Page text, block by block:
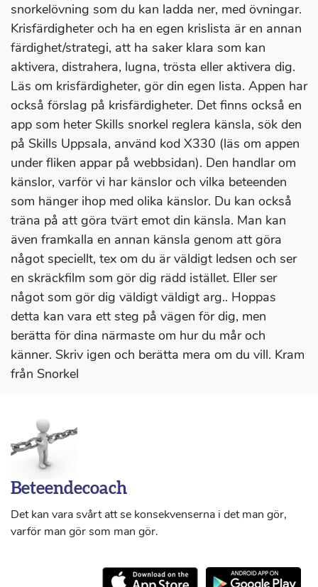
snorkelövning som du kan ladda ner, med övningar.
Krisfärdigheter och ha en egen krislista är en annan
färdighet/strategi, att ha saker klara som kan
aktivera, distrahera, lugna, trösta eller aktivera dig.
Läs om krisfärdigheter, gör din egen lista. Appen har
också förslag på krisfärdigheter. Det finns också en
app som heter Skills snorkel reglera känsla, sök den
på Skills Uppsala, använd kod X330 (läs om appen
under fliken appar på webbsidan). Den handlar om
känslor, varför vi har känslor och vilka beteenden
som hänger ihop med olika känslor. Du kan också
träna på att göra tvärt emot din känsla. Man kan
även framkalla en annan känsla genom att göra
något speciellt, tex om du är väldigt ledsen och ser
en skräckfilm som gör dig rädd istället. Eller ser
något som gör dig väldigt väldigt arg.. Hoppas
detta kan vara ett steg på vägen för dig, men
berätta för dina närmaste om hur du mår och
känner. Skriv igen och berätta mera om du vill. Kram
från Snorkel
Beteendecoach
Det kan vara svårt att se konsekvenserna i det man gör,
varför man gör som man gör.